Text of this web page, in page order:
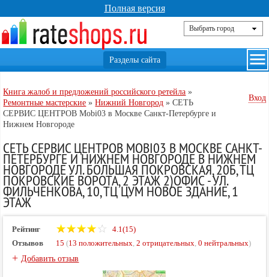
Полная версия
Книга жалоб и предложений российского ретейла »
Ремонтные мастерские »Нижний Новгород »СЕТЬ
СЕРВИС ЦЕНТРОВ Mobi03 в Москве Санкт-Петербурге и
Нижнем Новгороде
Вход
СЕТЬ СЕРВИС ЦЕНТРОВ MOBI03 В МОСКВЕ САНКТ-
ПЕТЕРБУРГЕ И НИЖНЕМ НОВГОРОДЕ В НИЖНЕМ
НОВГОРОДЕ УЛ. БОЛЬШАЯ ПОКРОВСКАЯ, 20Б, ТЦ
ПОКРОВСКИЕ ВОРОТА, 2 ЭТАЖ 2)ОФИС - УЛ.
ФИЛЬЧЕНКОВА, 10, ТЦ ЦУМ НОВОЕ ЗДАНИЕ, 1
ЭТАЖ
Рейтинг
4.1(15)
Отзывов
15 (13 положительных,2 отрицательных,0 нейтральных)
+Добавить отзыв